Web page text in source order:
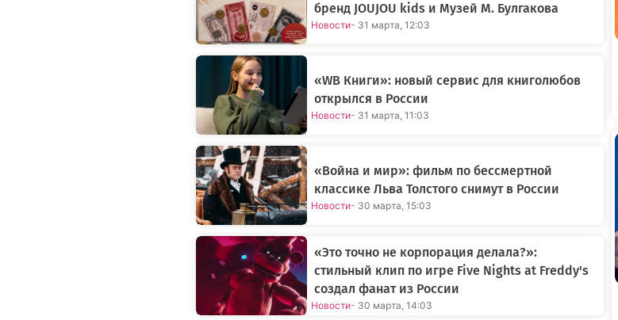
бренд JOUJOU kids и Музей М. Булгакова
Новости- 31 марта, 12:03
«WB Книги»: новый сервис для книголюбов
открылся в России
Новости- 31 марта, 11:03
«Война и мир»: фильм по бессмертной
классике Льва Толстого снимут в России
Новости- 30 марта, 15:03
«Это точно не корпорация делала?»:
стильный клип по игре Five Nights at Freddy's
создал фанат из России
Новости- 30 марта, 14:03